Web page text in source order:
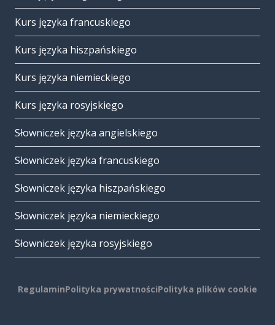
Kurs języka francuskiego
Kurs języka hiszpańskiego
Kurs języka niemieckiego
Kurs języka rosyjskiego
Słowniczek języka angielskiego
Słowniczek języka francuskiego
Słowniczek języka hiszpańskiego
Słowniczek języka niemieckiego
Słowniczek języka rosyjskiego
RegulaminPolityka prywatnościPolityka plików cookie